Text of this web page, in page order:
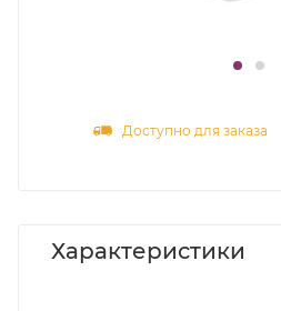
Доступно для заказа
Характеристики